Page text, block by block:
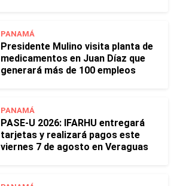
PANAMÁ
Presidente Mulino visita planta de
medicamentos en Juan Díaz que
generará más de 100 empleos
PANAMÁ
PASE-U 2026: IFARHU entregará
tarjetas y realizará pagos este
viernes 7 de agosto en Veraguas